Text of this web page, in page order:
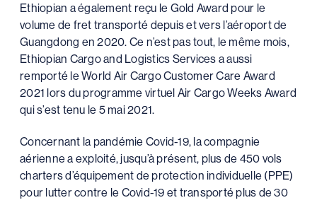
Ethiopian a également reçu le Gold Award pour le
volume de fret transporté depuis et vers l’aéroport de
Guangdong en 2020. Ce n’est pas tout, le même mois,
Ethiopian Cargo and Logistics Services a aussi
remporté le World Air Cargo Customer Care Award
2021 lors du programme virtuel Air Cargo Weeks Award
qui s’est tenu le 5 mai 2021.
Concernant la pandémie Covid-19, la compagnie
aérienne a exploité, jusqu’à présent, plus de 450 vols
charters d’équipement de protection individuelle (PPE)
pour lutter contre le Covid-19 et transporté plus de 30